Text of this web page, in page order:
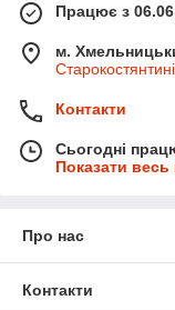
Працює з
м.
Контакти
Сьогодні
Показати весь
Про нас
Контакти